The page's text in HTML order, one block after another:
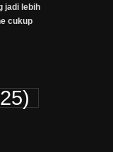
jadi lebih
cukup